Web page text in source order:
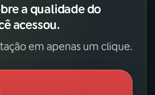
a qualidade do
acessou.
em apenas um clique.